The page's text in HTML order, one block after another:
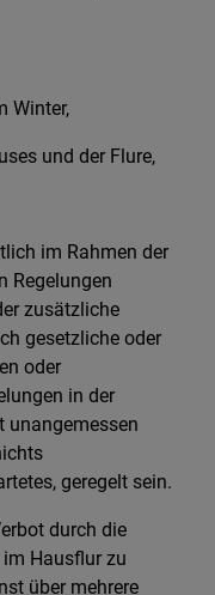
Winter,
und der Flure,
im Rahmen der
Regelungen
zusätzliche
gesetzliche oder
oder
in der
unangemessen
geregelt sein.
durch die
Hausflur zu
über mehrere